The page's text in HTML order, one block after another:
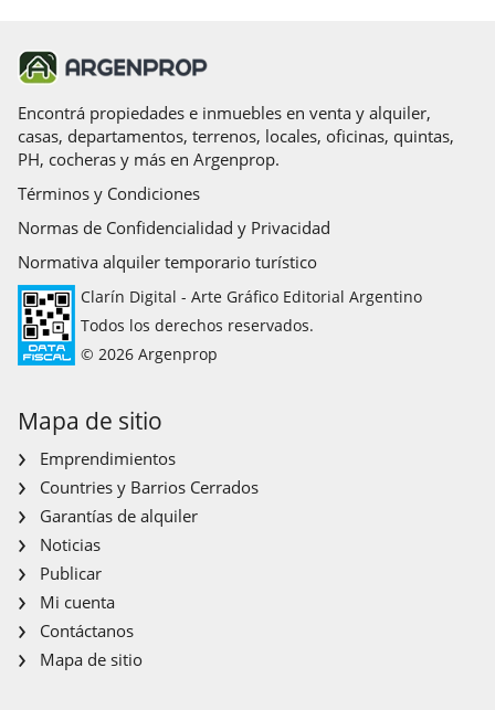
Encontrá propiedades e inmuebles en venta y alquiler,
casas, departamentos, terrenos, locales, oficinas, quintas,
PH, cocheras y más en Argenprop.
Términos y Condiciones
Normas de Confidencialidad y Privacidad
Normativa alquiler temporario turístico
Clarín Digital - Arte Gráfico Editorial Argentino
Todos los derechos reservados.
© 2026 Argenprop
Mapa de sitio
Emprendimientos
Countries y Barrios Cerrados
Garantías de alquiler
Noticias
Publicar
Mi cuenta
Contáctanos
Mapa de sitio